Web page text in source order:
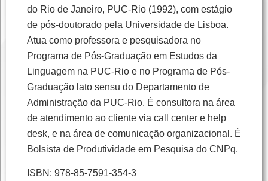
do Rio de Janeiro, PUC-Rio (1992), com estágio
de pós-doutorado pela Universidade de Lisboa.
Atua como professora e pesquisadora no
Programa de Pós-Graduação em Estudos da
Linguagem na PUC-Rio e no Programa de Pós-
Graduação lato sensu do Departamento de
Administração da PUC-Rio. É consultora na área
de atendimento ao cliente via call center e help
desk, e na área de comunicação organizacional. É
Bolsista de Produtividade em Pesquisa do CNPq.
ISBN: 978-85-7591-354-3